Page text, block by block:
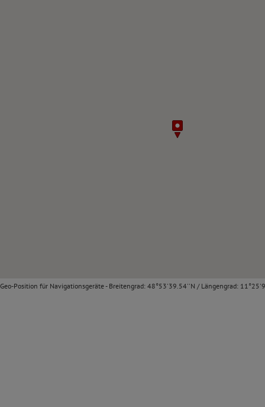
Geo-Position für Navigationsgeräte - Breitengrad: 48°53'39.54''N / Längengrad: